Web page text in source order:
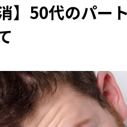
】50代のパー